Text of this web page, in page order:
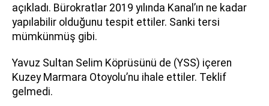
açıkladı. Bürokratlar 2019 yılında Kanal’ın ne kadar
yapılabilir olduğunu tespit ettiler. Sanki tersi
mümkünmüş gibi.
Yavuz Sultan Selim Köprüsünü de (YSS) içeren
Kuzey Marmara Otoyolu’nu ihale ettiler. Teklif
gelmedi.